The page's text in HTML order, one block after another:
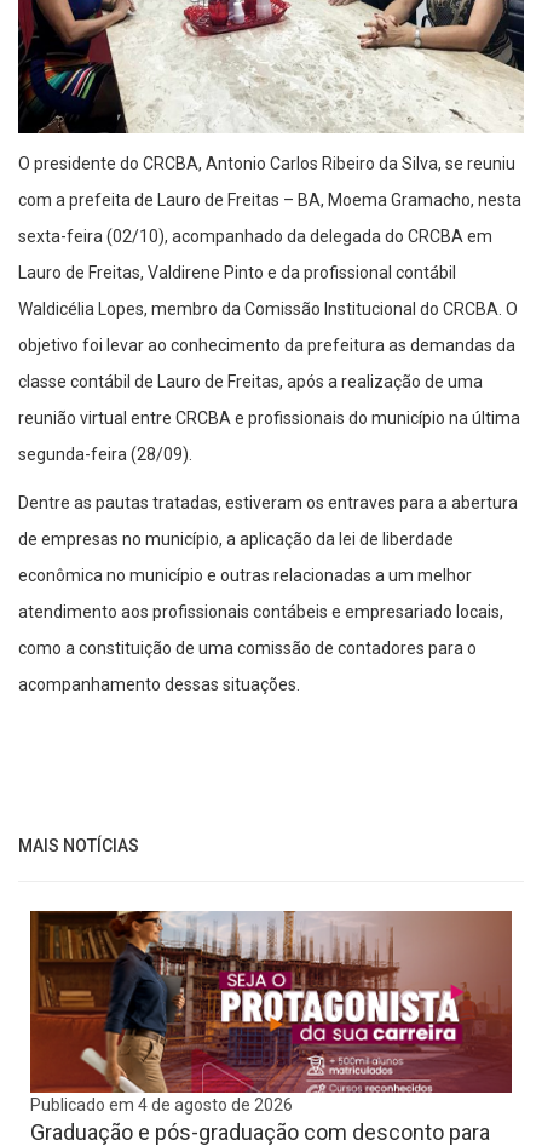
O presidente do CRCBA, Antonio Carlos Ribeiro da Silva, se reuniu
com a prefeita de Lauro de Freitas – BA, Moema Gramacho, nesta
sexta-feira (02/10), acompanhado da delegada do CRCBA em
Lauro de Freitas, Valdirene Pinto e da profissional contábil
Waldicélia Lopes, membro da Comissão Institucional do CRCBA. O
objetivo foi levar ao conhecimento da prefeitura as demandas da
classe contábil de Lauro de Freitas, após a realização de uma
reunião virtual entre CRCBA e profissionais do município na última
segunda-feira (28/09).
Dentre as pautas tratadas, estiveram os entraves para a abertura
de empresas no município, a aplicação da lei de liberdade
econômica no município e outras relacionadas a um melhor
atendimento aos profissionais contábeis e empresariado locais,
como a constituição de uma comissão de contadores para o
acompanhamento dessas situações.
MAIS NOTÍCIAS
Publicado em 4 de agosto de 2026
Graduação e pós-graduação com desconto para